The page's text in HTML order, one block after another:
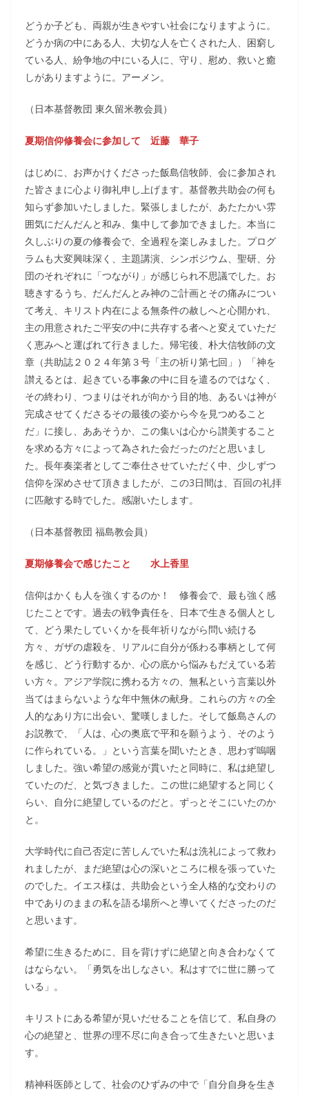
どうか子ども、両親が生きやすい社会になりますように。
どうか病の中にある人、大切な人を亡くされた人、困窮し
ている人、紛争地の中にいる人に、守り、慰め、救いと癒
しがありますように。アーメン。
（日本基督教団 東久留米教会員）
夏期信仰修養会に参加して 近藤 華子
はじめに、お声かけくださった飯島信牧師、会に参加され
た皆さまに心より御礼申し上げます。基督教共助会の何も
知らず参加いたしました。緊張しましたが、あたたかい雰
囲気にだんだんと和み、集中して参加できました。本当に
久しぶりの夏の修養会で、全過程を楽しみました。プログ
ラムも大変興味深く、主題講演、シンポジウム、聖研、分
団のそれぞれに「つながり」が感じられ不思議でした。お
聴きするうち、だんだんとみ神のご計画とその痛みについ
て考え、キリスト内在による無条件の赦しへと心開かれ、
主の用意されたご平安の中に共存する者へと変えていただ
く恵みへと運ばれて行きました。帰宅後、朴大信牧師の文
章（共助誌２０２４年第３号「主の祈り第七回」）「神を
讃えるとは、起きている事象の中に目を遣るのではなく、
その終わり、つまりはそれが向かう目的地、あるいは神が
完成させてくださるその最後の姿から今を見つめること
だ」に接し、ああそうか、この集いは心から讃美すること
を求める方々によって為された会だったのだと思いまし
た。長年奏楽者としてご奉仕させていただく中、少しずつ
信仰を深めさせて頂きましたが、この3日間は、百回の礼拝
に匹敵する時でした。感謝いたします。
（日本基督教団 福島教会員）
夏期修養会で感じたこと 水上香里
信仰はかくも人を強くするのか！ 修養会で、最も強く感
じたことです。過去の戦争責任を、日本で生きる個人とし
て、どう果たしていくかを長年祈りながら問い続ける
方々、ガザの虐殺を、リアルに自分が係わる事柄として何
を感じ、どう行動するか、心の底から悩みもだえている若
い方々。アジア学院に携わる方々の、無私という言葉以外
当てはまらないような年中無休の献身。これらの方々の全
人的なあり方に出会い、驚嘆しました。そして飯島さんの
お説教で、「人は、心の奥底で平和を願うよう、そのよう
に作られている。」という言葉を聞いたとき、思わず嗚咽
しました。強い希望の感覚が貫いたと同時に、私は絶望し
ていたのだ、と気づきました。この世に絶望すると同じく
らい、自分に絶望しているのだと。ずっとそこにいたのか
と。
大学時代に自己否定に苦しんでいた私は洗礼によって救わ
れましたが、まだ絶望は心の深いところに根を張っていた
のでした。イエス様は、共助会という全人格的な交わりの
中でありのままの私を語る場所へと導いてくださったのだ
と思います。
希望に生きるために、目を背けずに絶望と向き合わなくて
はならない。「勇気を出しなさい。私はすでに世に勝って
いる」。
キリストにある希望が見いだせることを信じて、私自身の
心の絶望と、世界の理不尽に向き合って生きたいと思いま
す。
精神科医師として、社会のひずみの中で「自分自身を生き